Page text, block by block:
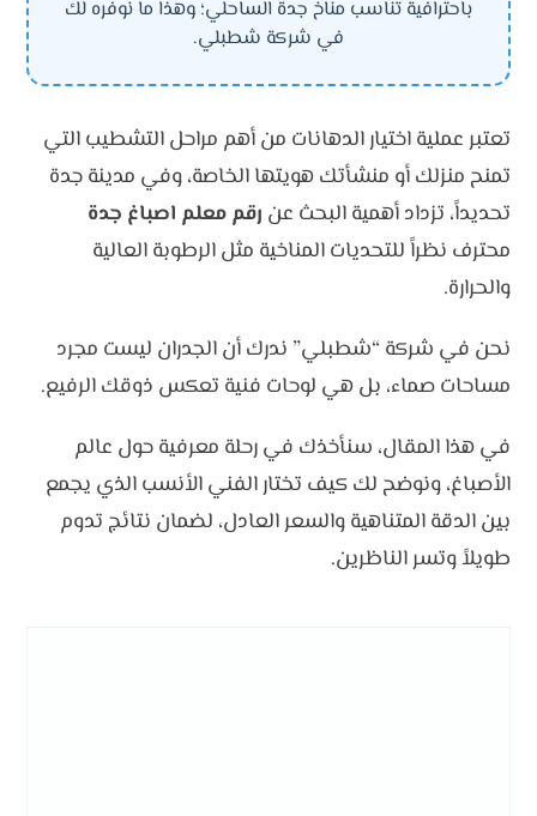
باحترافية تناسب مناخ جدة الساحلي؛ وهذا ما نوفره لك
في شركة شطبلي.
تعتبر عملية اختيار الدهانات من أهم مراحل التشطيب التي
تمنح منزلك أو منشأتك هويتها الخاصة، وفي مدينة جدة
تحديداً، تزداد أهمية البحث عن رقم معلم اصباغ جدة
محترف نظراً للتحديات المناخية مثل الرطوبة العالية
والحرارة.
نحن في شركة “شطبلي” ندرك أن الجدران ليست مجرد
مساحات صماء، بل هي لوحات فنية تعكس ذوقك الرفيع.
في هذا المقال، سنأخذك في رحلة معرفية حول عالم
الأصباغ، ونوضح لك كيف تختار الفني الأنسب الذي يجمع
بين الدقة المتناهية والسعر العادل، لضمان نتائج تدوم
طويلاً وتسر الناظرين.